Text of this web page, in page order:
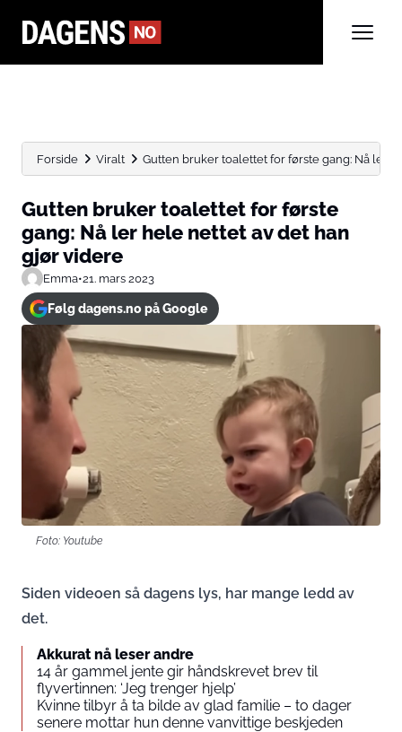
Forside Viralt Gutten bruker toalettet for første gang: Nå ler
Gutten bruker toalettet for første
gang: Nå ler hele nettet av det han
gjør videre
Emma•21. mars 2023
Følg dagens.no på Google
Foto: Youtube
Siden videoen så dagens lys, har mange ledd av
det.
Akkurat nå leser andre
14 år gammel jente gir håndskrevet brev til
flyvertinnen: ‘Jeg trenger hjelp’
Kvinne tilbyr å ta bilde av glad familie – to dager
senere mottar hun denne vanvittige beskjeden